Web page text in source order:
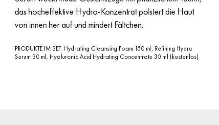
das hocheffektive Hydro-Konzentrat polstert die Haut
von innen her auf und mindert Fältchen.
PRODUKTE IM SET: Hydrating Cleansing Foam 150 ml, Refining Hydro
Serum 30 ml, Hyaluronic Acid Hydrating Concentrate 30 ml (kostenlos)